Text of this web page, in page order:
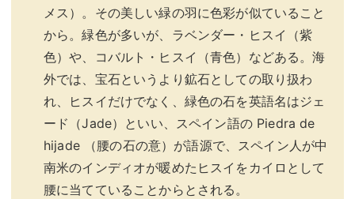
メス）。その美しい緑の羽に色彩が似ていること
から。緑色が多いが、ラベンダー・ヒスイ（紫
色）や、コバルト・ヒスイ（青色）などある。海
外では、宝石というより鉱石としての取り扱わ
れ、ヒスイだけでなく、緑色の石を英語名はジェ
ード（Jade）といい、スペイン語の Piedra de
hijade （腰の石の意）が語源で、スペイン人が中
南米のインディオが暖めたヒスイをカイロとして
腰に当てていることからとされる。